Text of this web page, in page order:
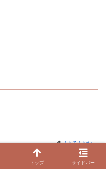
はるはな
トップ サイドバー